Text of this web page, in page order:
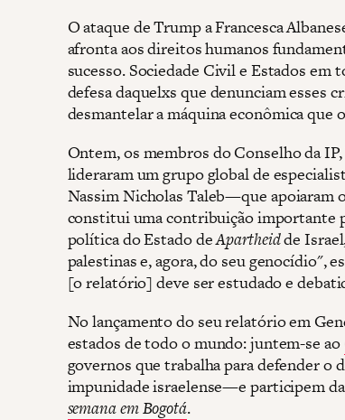
O ataque de Trump a Francesca
afronta aos direitos humanos
sucesso. Sociedade Civil e Estados
defesa daquelxs que denunciam esses
desmantelar a máquina econômica que
Ontem, os membros do Conselho da
lideraram um grupo global de
Nassim Nicholas Taleb—que apoiaram
constitui uma contribuição importante
política do Estado deApartheidde
palestinas e, agora, do seu genocídio",
[o relatório] deve ser estudado e
No lançamento do seu relatório em
estados de todo o mundo: juntem-se ao
governos que trabalha para defender o
impunidade israelense—e participem da
semana em Bogotá.